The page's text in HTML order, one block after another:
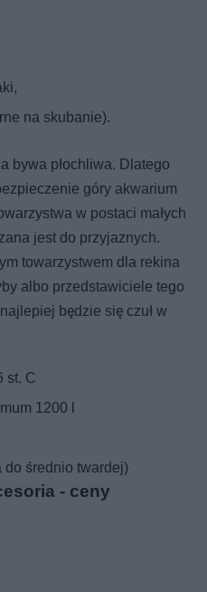
na skubanie).
bywa płochliwa. Dlatego
góry akwarium
w postaci małych
jest do przyjaznych.
towarzystwem dla rekina
albo przedstawiciele tego
będzie się czuł w
st. C
1200 l
do średnio twardej)
- ceny